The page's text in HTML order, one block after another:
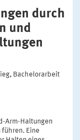
durch
und
Bachelorarbeit
Arm-Haltungen
Eine